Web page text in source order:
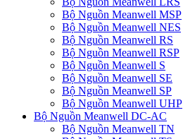
Bộ Nguồn Meanwell MSP
Bộ Nguồn Meanwell NES
Bộ Nguồn Meanwell RS
Bộ Nguồn Meanwell RSP
Bộ Nguồn Meanwell S
Bộ Nguồn Meanwell SE
Bộ Nguồn Meanwell SP
Bộ Nguồn Meanwell UHP
Bộ Nguồn Meanwell DC-AC
Bộ Nguồn Meanwell TN